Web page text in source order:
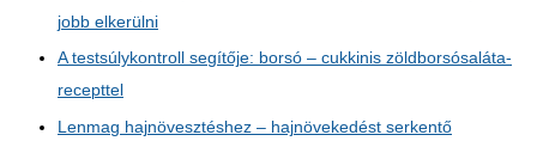
jobb elkerülni
A testsúlykontroll segítője: borsó – cukkinis zöldborsósaláta-
recepttel
Lenmag hajnövesztéshez – hajnövekedést serkentő